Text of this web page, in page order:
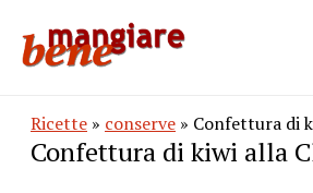
Ricette » conserve » Confettura di
Confettura di kiwi alla